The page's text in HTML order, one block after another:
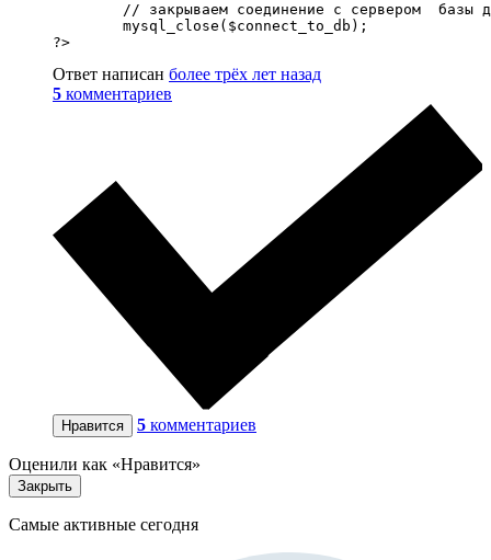
// закрываем соединение с сервером  базы
        mysql_close($connect_to_db);
?>
Ответ написан более трёх лет назад
5 комментариев
Нравится 5 комментариев
Оценили как «Нравится»
Закрыть
Самые активные сегодня